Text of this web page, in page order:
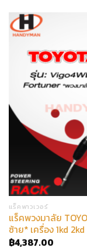
แร็คพาวเวอร์
แร็คพวงมาลัย
ซ้าย* เครื่อง 1kd 2kd
฿4,387.00